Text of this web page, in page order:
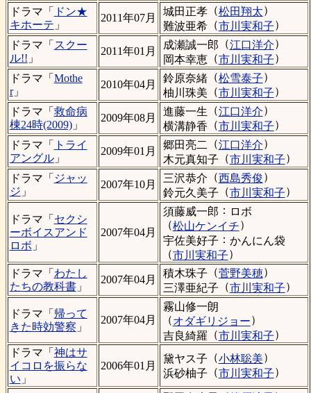
ドラマ「
ドン★
キホーテ 」
2011年07月
城田正孝（松田翔太）
難波亜希（市川実和子）
ドラマ「 スクー
ル!! 」
2011年01月
成瀬誠一郎 （江口洋介）
岡本幸恵（市川実和子）
ドラマ「 Mothe
r」
2010年04月
鈴原奈緒（松雪泰子）
柚川珠美 （市川実和子）
ドラマ「 救命病
棟24時(2009)」
2009年08月
進藤一生 （江口洋介）
横溝静香 （市川実和子）
ドラマ「
トライ
アングル」
2009年01月
郷田亮二 （江口洋介）
木元真知子 （市川実和子）
ドラマ「 ジャッ
ジ 」
2007年10月
三沢恭介 （西島秀俊）
鈴元久美子 （市川実和子）
ドラマ「 セクシ
ーボイスアンド
ロボ 」
2007年04月
須藤威一郎 ： ロボ
（松山ケンイチ）
宇佐美好子 ： かんにん袋
（市川実和子）
ドラマ「 わたし
たちの教科書」
2007年04月
積木珠子 （菅野美穂）
三澤亜紀子 （市川実和子）
ドラマ「 帰って
きた時効警察 」
2007年04月
霧山修一朗
（オダギリジョー）
吉良綺羅 （市川実和子）
ドラマ「 神はサ
イコロを振らな
い 」
2006年01月
黛ヤス子 （小林聡美）
浜砂柚子 （市川実和子）